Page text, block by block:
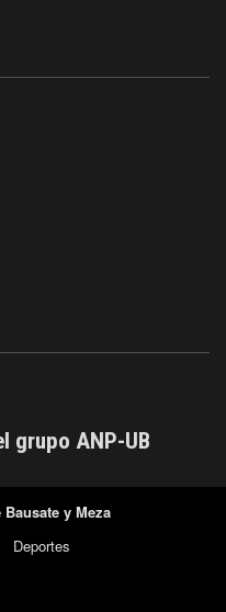
grupo ANP-UB
y Meza
Deportes